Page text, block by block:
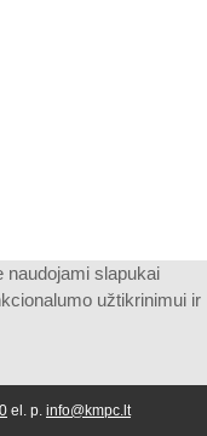
naudojami slapukai
užtikrinimui ir
el. p. info@kmpc.lt